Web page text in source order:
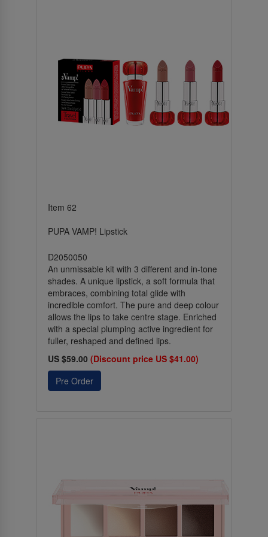
Item 62
PUPA VAMP! Lipstick
D2050050
An unmissable kit with 3 different and in-tone
shades. A unique lipstick, a soft formula that
embraces, combining total glide with
incredible comfort. The pure and deep colour
allows the lips to take centre stage. Enriched
with a special plumping active ingredient for
fuller, reshaped and defined lips.
US $59.00 (Discount price US $41.00)
Pre Order